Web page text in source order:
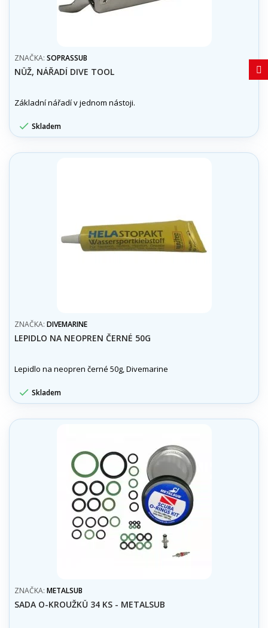
ZNAČKA: SOPRASSUB
NŮŽ, NÁŘADÍ DIVE TOOL
Základní nářadí v jednom nástoji.
 Skladem
ZNAČKA: DIVEMARINE
LEPIDLO NA NEOPREN ČERNÉ 50G
Lepidlo na neopren černé 50g, Divemarine
 Skladem
ZNAČKA: METALSUB
SADA O-KROUŽKŮ 34 KS - METALSUB